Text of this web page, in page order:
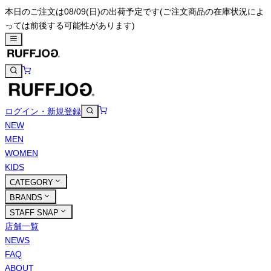
本日のご注文は08/09(日)の出荷予定です(ご注文商品の在庫状況によ
っては前後する可能性があります)
ログイン・新規登録
NEW
MEN
WOMEN
KIDS
CATEGORY
BRANDS
STAFF SNAP
店舗一覧
NEWS
FAQ
ABOUT